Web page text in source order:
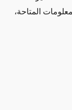
المتاحة،